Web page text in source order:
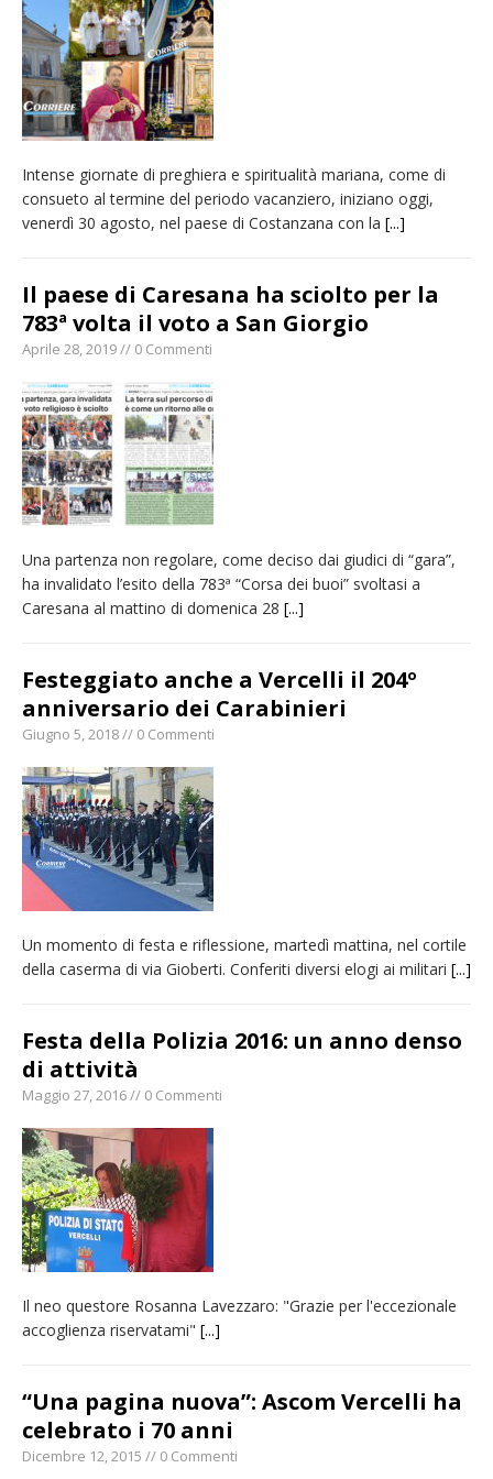
incendio di sterpaglie a Caresanablot
Asl Vc: arrivano i nuovi totem multifunzionali
per i pagamenti delle prestazioni
Tanti fedeli in duomo per S. Eusebio. Mons.
Baturi: «Quel legame profondo tra le Chiese
di Vercelli e Cagliari»
Dieci anni fa l’ingresso a Vercelli
dell’arcivescovo mons. Marco Arnolfo
Intense giornate di preghiera e spiritualità mariana, come di
consueto al termine del periodo vacanziero, iniziano oggi,
venerdì 30 agosto, nel paese di Costanzana con la [...]
Il paese di Caresana ha sciolto per la
783ª volta il voto a San Giorgio
Aprile 28, 2019 // 0 Commenti
Una partenza non regolare, come deciso dai giudici di “gara”,
ha invalidato l’esito della 783ª “Corsa dei buoi” svoltasi a
Caresana al mattino di domenica 28 [...]
Festeggiato anche a Vercelli il 204º
anniversario dei Carabinieri
Giugno 5, 2018 // 0 Commenti
Un momento di festa e riflessione, martedì mattina, nel cortile
della caserma di via Gioberti. Conferiti diversi elogi ai militari [...]
Festa della Polizia 2016: un anno denso
di attività
Maggio 27, 2016 // 0 Commenti
Il neo questore Rosanna Lavezzaro: "Grazie per l'eccezionale
accoglienza riservatami" [...]
“Una pagina nuova”: Ascom Vercelli ha
celebrato i 70 anni
Dicembre 12, 2015 // 0 Commenti